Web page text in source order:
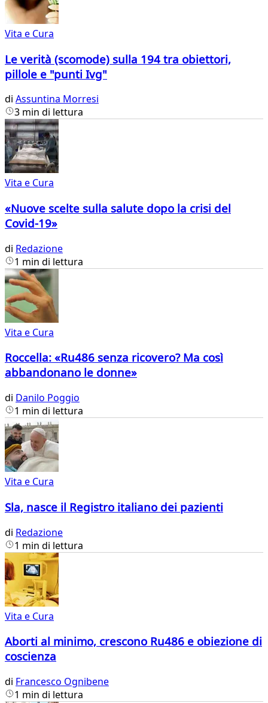
Vita e Cura
Le verità (scomode) sulla 194 tra obiettori,
pillole e "punti Ivg"
di Assuntina Morresi
3 min di lettura
Vita e Cura
«Nuove scelte sulla salute dopo la crisi del
Covid-19»
di Redazione
1 min di lettura
Vita e Cura
Roccella: «Ru486 senza ricovero? Ma così
abbandonano le donne»
di Danilo Poggio
1 min di lettura
Vita e Cura
Sla, nasce il Registro italiano dei pazienti
di Redazione
1 min di lettura
Vita e Cura
Aborti al minimo, crescono Ru486 e obiezione di
coscienza
di Francesco Ognibene
1 min di lettura